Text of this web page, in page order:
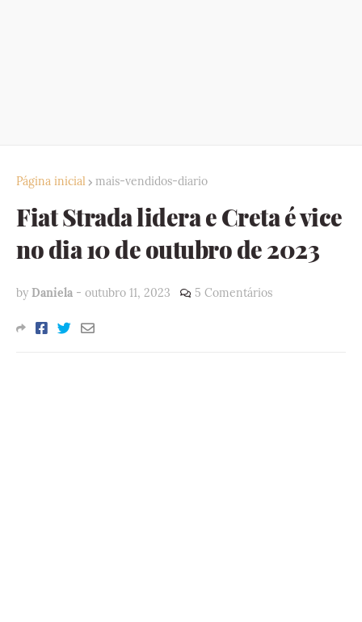
Página inicial mais-vendidos-diario
Fiat Strada lidera e Creta é vice
no dia 10 de outubro de 2023
by Daniela - outubro 11, 2023 5 Comentários